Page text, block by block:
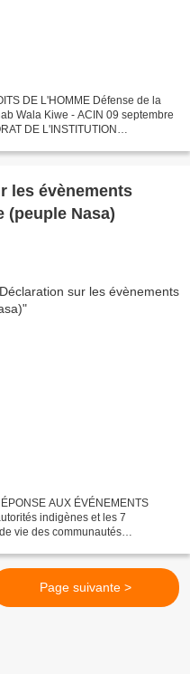
DE L'HOMME Défense de la
Wala Kiwe - ACIN 09 septembre
DE L'INSTITUTION
les évènements
(peuple Nasa)
AUX ÉVÉNEMENTS
indigènes et les 7
vie des communautés
Page suivante >